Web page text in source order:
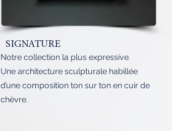
SIGNATURE
Notre collection la plus expressive.
Une architecture sculpturale habillée
d’une composition ton sur ton en cuir de
chèvre.